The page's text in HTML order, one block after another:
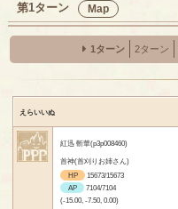
第1ターン Map
1ターン 2ターン
えらいいぬ
紅迅 斬華(p3p008460)
首神(首刈りお姉さん)
HP
15673/15673
AP
7104/7104
(-15.00, -7.50, 0.00)